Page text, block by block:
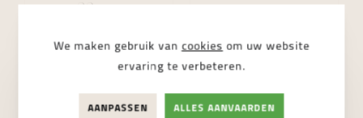
€ 5.000,00 € 6.100,00
We maken gebruik van cookies om uw website
ervaring te verbeteren.
AANPASSEN ALLES AANVAARDEN